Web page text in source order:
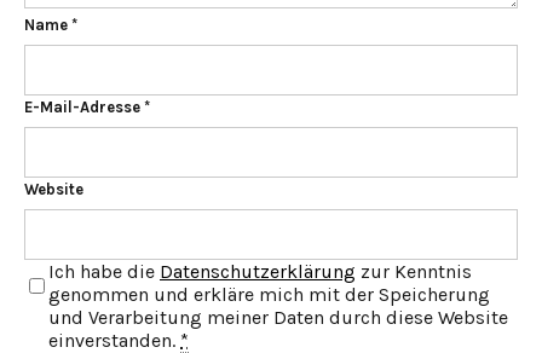
Name *
E-Mail-Adresse *
Website
Ich habe die Datenschutzerklärung zur Kenntnis
genommen und erkläre mich mit der Speicherung
und Verarbeitung meiner Daten durch diese Website
einverstanden. *